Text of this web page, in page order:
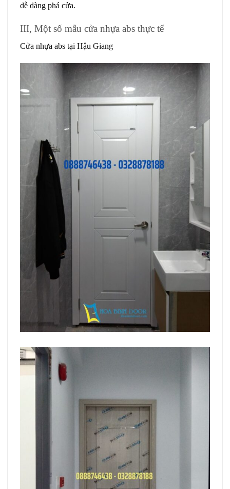
dễ dàng phá cửa.
III, Một số mẫu cửa nhựa abs thực tế
Cửa nhựa abs tại Hậu Giang